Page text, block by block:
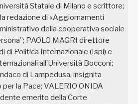
Statale di Milano e scrittore;
redazione di «Aggiornamenti
della cooperativa sociale
PAOLO MAGRI direttore
di Politica Internazionale (Ispi) e
all’Università Bocconi;
di Lampedusa, insignita
per la Pace; VALERIO ONIDA
emerito della Corte